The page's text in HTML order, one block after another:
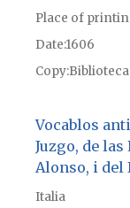
Place of
Date1606
CopyBiblioteca
Vocablos
Juzgo, de
Alonso, i del
Italia